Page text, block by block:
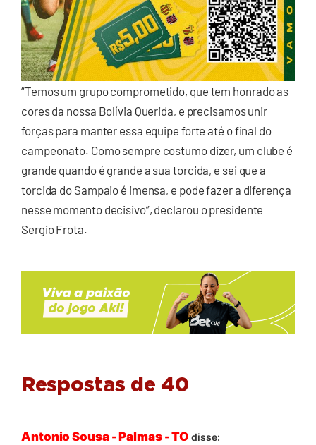
“Temos um grupo comprometido, que tem honrado as
cores da nossa Bolívia Querida, e precisamos unir
forças para manter essa equipe forte até o final do
campeonato. Como sempre costumo dizer, um clube é
grande quando é grande a sua torcida, e sei que a
torcida do Sampaio é imensa, e pode fazer a diferença
nesse momento decisivo”, declarou o presidente
Sergio Frota.
Respostas de 40
Antonio Sousa - Palmas - TO disse: